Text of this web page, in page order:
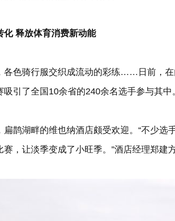
化 释放体育消费新动能
各色骑行服交织成流动的彩练……日前，
吸引了全国10余省的240余名选手参与其中
扁鹊湖畔的维也纳酒店颇受欢迎。“不少选
赛，让淡季变成了小旺季。”酒店经理郑建